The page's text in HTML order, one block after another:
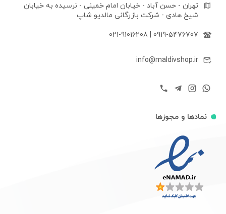
تهران - حسن آباد - خیابان امام خمینی - نرسیده به خیابان
شیخ هادی - شرکت بازرگانی مالدیو شاپ
0919-5476707
021-91016208
info@maldivshop.ir
نمادها و مجوزها